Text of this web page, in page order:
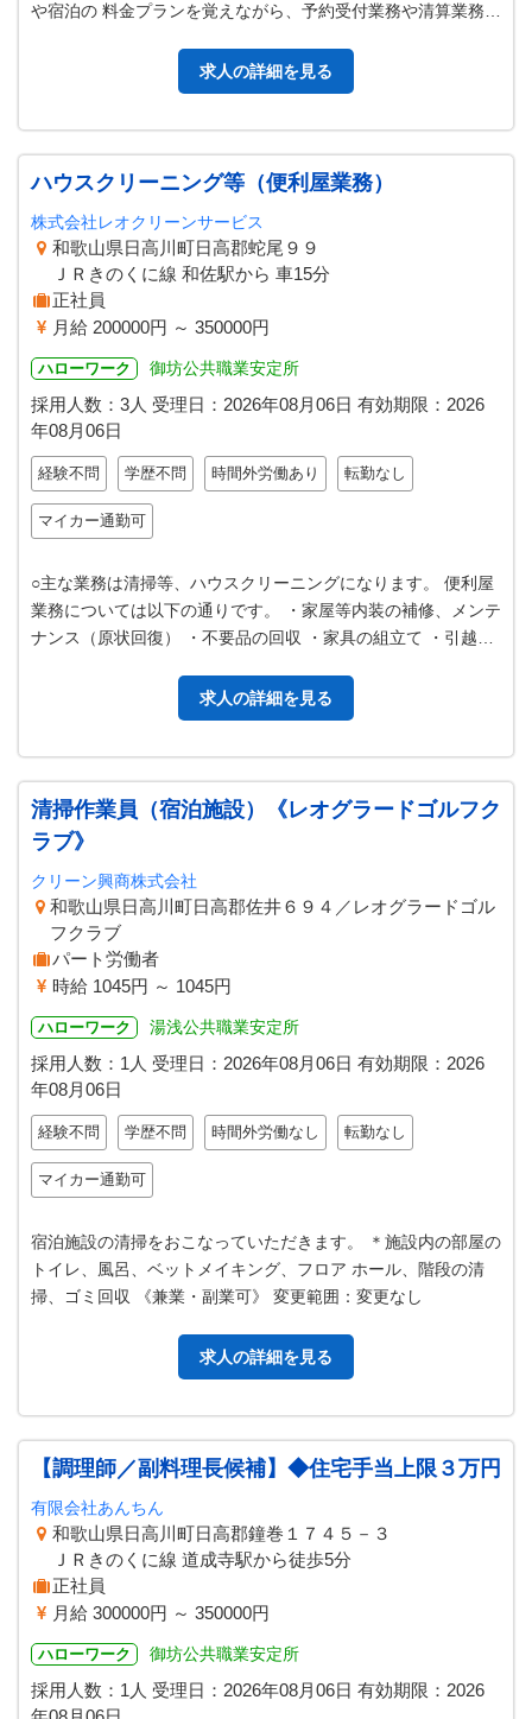
や宿泊の 料金プランを覚えながら、予約受付業務や清算業務等
求人の詳細を見る
ハウスクリーニング等（便利屋業務）
株式会社レオクリーンサービス
和歌山県日高川町日高郡蛇尾９９
ＪＲきのくに線 和佐駅から 車15分
正社員
月給 200000円 ～ 350000円
ハローワーク 御坊公共職業安定所
採用人数：3人 受理日： 2026年08月06日 有効期限： 2026
年08月06日
経験不問 学歴不問 時間外労働あり 転勤なし
マイカー通勤可
○主な業務は清掃等、ハウスクリーニングになります。 便利屋
業務については以下の通りです。 ・家屋等内装の補修、メンテ
ナンス（原状回復） ・不要品の回収 ・家具の組立て ・引越し
求人の詳細を見る
清掃作業員（宿泊施設）《レオグラードゴルフク
ラブ》
クリーン興商株式会社
和歌山県日高川町日高郡佐井６９４／レオグラードゴル
フクラブ
パート労働者
時給 1045円 ～ 1045円
ハローワーク 湯浅公共職業安定所
採用人数：1人 受理日： 2026年08月06日 有効期限： 2026
年08月06日
経験不問 学歴不問 時間外労働なし 転勤なし
マイカー通勤可
宿泊施設の清掃をおこなっていただきます。 ＊施設内の部屋の
トイレ、風呂、ベットメイキング、フロア ホール、階段の清
掃、ゴミ回収 《兼業・副業可》 変更範囲：変更なし
求人の詳細を見る
【調理師／副料理長候補】◆住宅手当上限３万円
有限会社あんちん
和歌山県日高川町日高郡鐘巻１７４５－３
ＪＲきのくに線 道成寺駅から徒歩5分
正社員
月給 300000円 ～ 350000円
ハローワーク 御坊公共職業安定所
採用人数：1人 受理日： 2026年08月06日 有効期限： 2026